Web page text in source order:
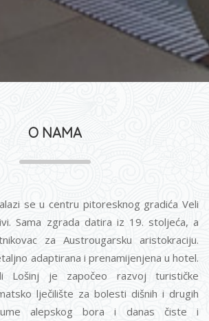
O NAMA
se u centru pitoresknog gradića Veli
Sama zgrada datira iz 19. stoljeća, a
za Austrougarsku aristokraciju.
adaptirana i prenamijenjena u hotel.
Lošinj je započeo razvoj turističke
lječilište za bolesti dišnih i drugih
alepskog bora i danas čiste i